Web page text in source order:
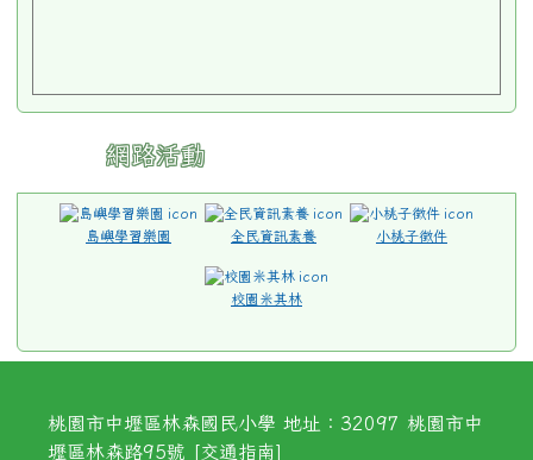
網路活動
島嶼學習樂園 全民資訊素養 小桃子徵件
校園米其林
桃園市中壢區林森國民小學 地址：32097 桃園市中
壢區林森路95號 [交通指南]